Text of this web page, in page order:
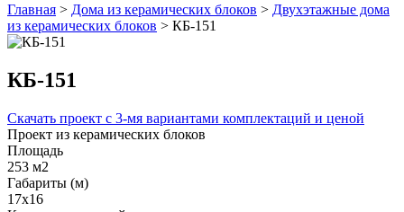
Главная > Дома из керамических блоков > Двухэтажные дома
из керамических блоков > КБ-151
КБ-151
Скачать проект с 3-мя вариантами комплектаций и ценой
Проект из керамических блоков
Площадь
253 м2
Габариты (м)
17x16